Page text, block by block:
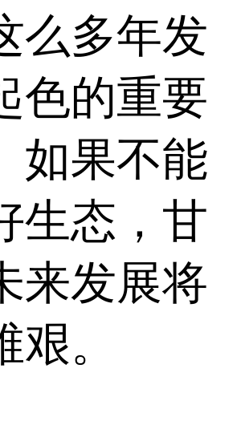
么多年发
色的重要
如果不能
生态，甘
来发展将
。